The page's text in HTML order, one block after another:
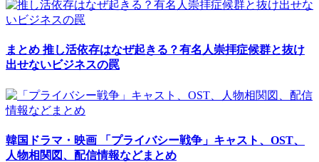
まとめ 推し活依存はなぜ起きる？有名人崇拝症候群と抜け
出せないビジネスの罠
韓国ドラマ・映画 「プライバシー戦争」キャスト、OST、
人物相関図、配信情報などまとめ